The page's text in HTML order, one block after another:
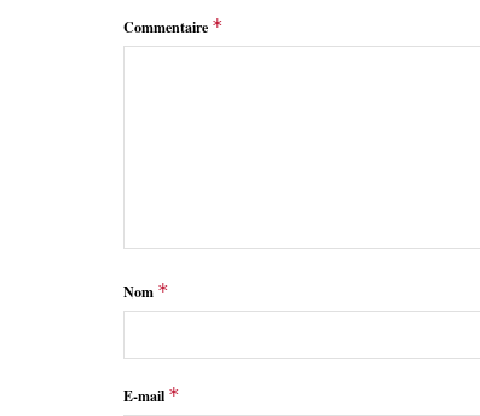
Commentaire *
Nom *
E-mail *